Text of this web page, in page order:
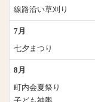
線路沿い草刈り
7月
七夕まつり
8月
町内会夏祭り